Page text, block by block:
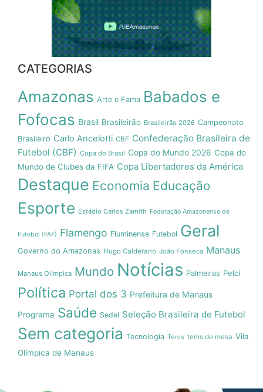
CATEGORIAS
Amazonas Arte e Fama Babados e
Fofocas Brasil Brasileirão Brasileirão 2026 Campeonato
Brasileiro Carlo Ancelotti CBF Confederação Brasileira de
Futebol (CBF) Copa do Brasil Copa do Mundo 2026 Copa do
Mundo de Clubes da FIFA Copa Libertadores da América
Destaque Economia Educação
Esporte Estádio Carlos Zamith Federação Amazonense de
Futebol (FAF) Flamengo Fluminense Futebol Geral
Governo do Amazonas Hugo Calderano João Fonseca Manaus
Manaus Olímpica Mundo Notícias Palmeiras Pelci
Política Portal dos 3 Prefeitura de Manaus
Programa Saúde Sedel Seleção Brasileira de Futebol
Sem categoria Tecnologia Tenis tenis de mesa Vila
Olímpica de Manaus